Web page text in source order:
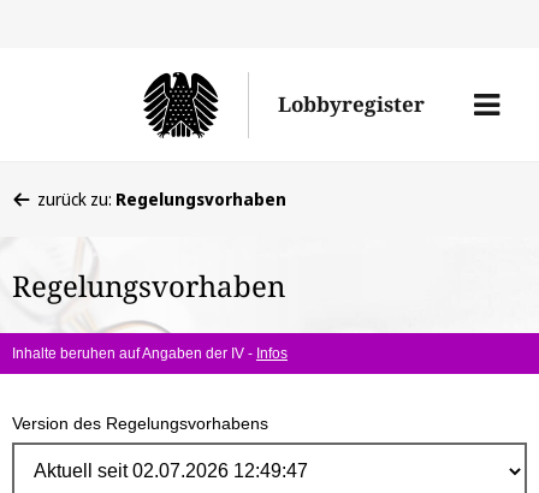
Lobbyregister
Menü
befinden
hier:
zurück zu: Regelungsvorhaben
Regelungsvorhaben
Inhalte beruhen auf Angaben der IV - Infos
Version des Regelungsvorhabens